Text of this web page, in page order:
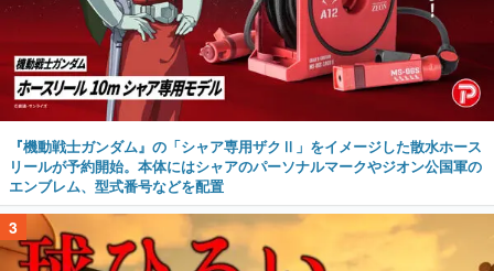
『機動戦士ガンダム』の「シャア専用ザクⅡ」をイメージした散水ホース
リールが予約開始。本体にはシャアのパーソナルマークやジオン公国軍の
エンブレム、型式番号などを配置
3